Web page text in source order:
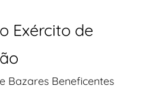
Exército de
Bazares Beneficentes